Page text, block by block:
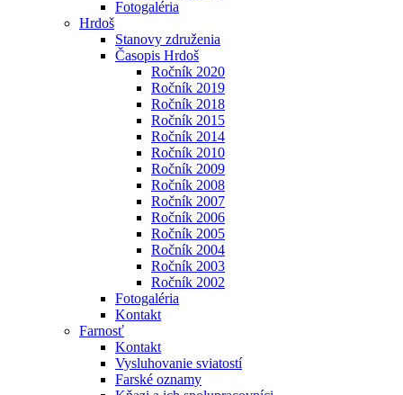
Fotogaléria
Hrdoš
Stanovy združenia
Časopis Hrdoš
Ročník 2020
Ročník 2019
Ročník 2018
Ročník 2015
Ročník 2014
Ročník 2010
Ročník 2009
Ročník 2008
Ročník 2007
Ročník 2006
Ročník 2005
Ročník 2004
Ročník 2003
Ročník 2002
Fotogaléria
Kontakt
Farnosť
Kontakt
Vysluhovanie sviatostí
Farské oznamy